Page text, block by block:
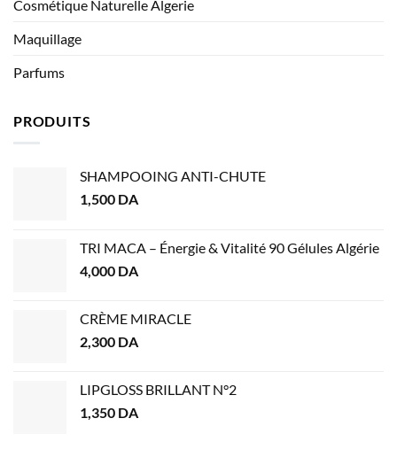
Cosmétique Naturelle Algerie
Maquillage
Parfums
PRODUITS
SHAMPOOING ANTI-CHUTE
1,500 DA
TRI MACA – Énergie & Vitalité 90 Gélules Algérie
4,000 DA
CRÈME MIRACLE
2,300 DA
LIPGLOSS BRILLANT N°2
1,350 DA